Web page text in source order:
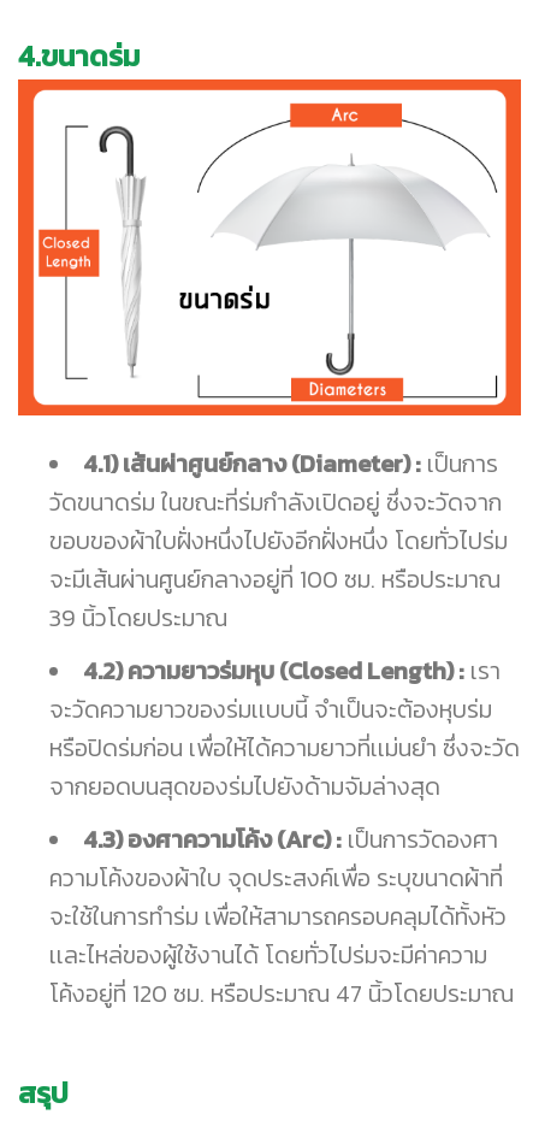
4.ขนาดร่ม
4.1) เส้นผ่าศูนย์กลาง (Diameter) : เป็นการ
วัดขนาดร่ม ในขณะที่ร่มกำลังเปิดอยู่ ซึ่งจะวัดจาก
ขอบของผ้าใบฝั่งหนึ่งไปยังอีกฝั่งหนึ่ง โดยทั่วไปร่ม
จะมีเส้นผ่านศูนย์กลางอยู่ที่ 100 ซม. หรือประมาณ
39 นิ้วโดยประมาณ
4.2) ความยาวร่มหุบ (Closed Length) : เรา
จะวัดความยาวของร่มเเบบนี้ จำเป็นจะต้องหุบร่ม
หรือปิดร่มก่อน เพื่อให้ได้ความยาวที่เเม่นยำ ซึ่งจะวัด
จากยอดบนสุดของร่มไปยังด้ามจัมล่างสุด
4.3) องศาความโค้ง (Arc) : เป็นการวัดองศา
ความโค้งของผ้าใบ จุดประสงค์เพื่อ ระบุขนาดผ้าที่
จะใช้ในการทำร่ม เพื่อให้สามารถครอบคลุมได้ทั้งหัว
เเละไหล่ของผู้ใช้งานได้ โดยทั่วไปร่มจะมีค่าความ
โค้งอยู่ที่ 120 ซม. หรือประมาณ 47 นิ้วโดยประมาณ
สรุป